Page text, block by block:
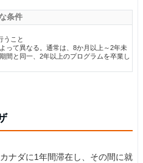
条件
うこと
って異なる。通常は、8か月以上～2年未
間と同一、2年以上のプログラムを卒業し
ナダに1年間滞在し、その間に就